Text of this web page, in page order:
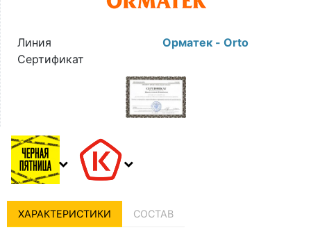
Линия
Орматек - Orto
Сертификат
ХАРАКТЕРИСТИКИ СОСТАВ